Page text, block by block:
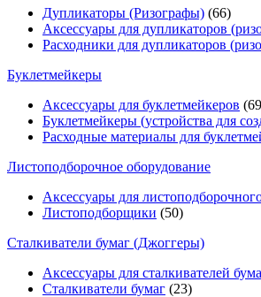
Дупликаторы (Ризографы) (66)
Аксессуары для дупликаторов
Расходники для дупликаторов
Буклетмейкеры
Аксессуары для буклетмейкеров
Буклетмейкеры (устройства для
Расходные материалы для
Листоподборочное оборудование
Аксессуары для
Листоподборщики (50)
Сталкиватели бумаг (Джоггеры)
Аксессуары для сталкивателей
Сталкиватели бумаг (23)